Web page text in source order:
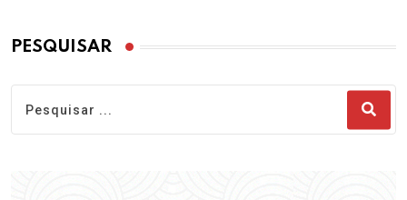
PESQUISAR